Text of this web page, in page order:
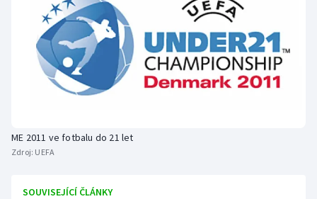
Ostatní
ME 2011 ve fotbalu do 21 let
Zdroj: UEFA
SOUVISEJÍCÍ ČLÁNKY